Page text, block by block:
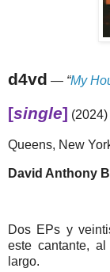
d4vd — “My
[single] (2024)
Queens, New
David Anthony
Dos EPs y
este cantante,
largo.